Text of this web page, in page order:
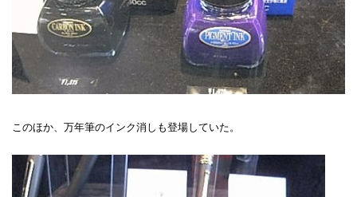
このほか、万年筆のインク消しも登場していた。